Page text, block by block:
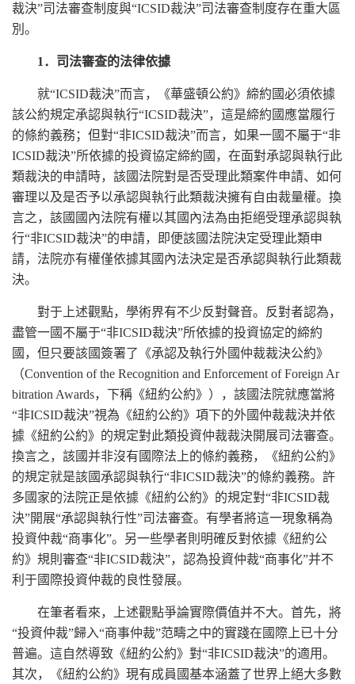
裁決”司法審查制度與“ICSID裁決”司法審查制度存在重大區
別。
1．司法審查的法律依據
就“ICSID裁決”而言，《華盛頓公約》締約國必須依據
該公約規定承認與執行“ICSID裁決”，這是締約國應當履行
的條約義務；但對“非ICSID裁決”而言，如果一國不屬于“非
ICSID裁決”所依據的投資協定締約國，在面對承認與執行此
類裁決的申請時，該國法院對是否受理此類案件申請、如何
審理以及是否予以承認與執行此類裁決擁有自由裁量權。換
言之，該國國內法院有權以其國內法為由拒絕受理承認與執
行“非ICSID裁決”的申請，即便該國法院決定受理此類申
請，法院亦有權僅依據其國內法決定是否承認與執行此類裁
決。
對于上述觀點，學術界有不少反對聲音。反對者認為，
盡管一國不屬于“非ICSID裁決”所依據的投資協定的締約
國，但只要該國簽署了《承認及執行外國仲裁裁決公約》
（Convention of the Recognition and Enforcement of Foreign Ar
bitration Awards，下稱《紐約公約》），該國法院就應當將
“非ICSID裁決”視為《紐約公約》項下的外國仲裁裁決并依
據《紐約公約》的規定對此類投資仲裁裁決開展司法審查。
換言之，該國并非沒有國際法上的條約義務，《紐約公約》
的規定就是該國承認與執行“非ICSID裁決”的條約義務。許
多國家的法院正是依據《紐約公約》的規定對“非ICSID裁
決”開展“承認與執行性”司法審查。有學者將這一現象稱為
投資仲裁“商事化”。另一些學者則明確反對依據《紐約公
約》規則審查“非ICSID裁決”，認為投資仲裁“商事化”并不
利于國際投資仲裁的良性發展。
在筆者看來，上述觀點爭論實際價值并不大。首先，將
“投資仲裁”歸入“商事仲裁”范疇之中的實踐在國際上已十分
普遍。這自然導致《紐約公約》對“非ICSID裁決”的適用。
其次，《紐約公約》現有成員國基本涵蓋了世界上絕大多數